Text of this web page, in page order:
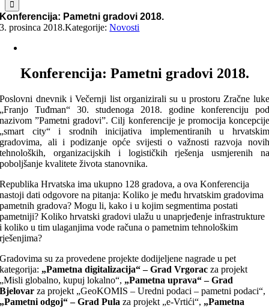
Konferencija: Pametni gradovi 2018.
3. prosinca 2018.Kategorije:Novosti
Konferencija: Pametni gradovi 2018.
Poslovni dnevnik i Večernji list organizirali su u prostoru Zračne luke
„Franjo Tuđman“ 30. studenoga 2018. godine konferenciju pod
nazivom ”Pametni gradovi”. Cilj konferencije je promocija koncepcije
„smart city“ i srodnih inicijativa implementiranih u hrvatskim
gradovima, ali i podizanje opće svijesti o važnosti razvoja novih
tehnoloških, organizacijskih i logističkih rješenja usmjerenih na
poboljšanje kvalitete života stanovnika.
Republika Hrvatska ima ukupno 128 gradova, a ova Konferencija
nastoji dati odgovore na pitanja: Koliko je među hrvatskim gradovima
pametnih gradova? Mogu li, kako i u kojim segmentima postati
pametniji? Koliko hrvatski gradovi ulažu u unaprjeđenje infrastrukture
i koliko u tim ulaganjima vode računa o pametnim tehnološkim
rješenjima?
Gradovima su za provedene projekte dodijeljene nagrade u pet
kategorija: „Pametna digitalizacija“ – Grad Vrgorac za projekt
„Misli globalno, kupuj lokalno“, „Pametna uprava“ – Grad
Bjelovar za projekt „GeoKOMIS – Uredni podaci – pametni podaci“,
„Pametni odgoj“ – Grad Pula za projekt „e-Vrtići“, „Pametna